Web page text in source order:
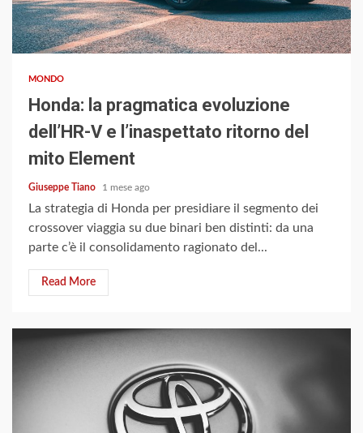
4 min read
MONDO
Honda: la pragmatica evoluzione
dell’HR-V e l’inaspettato ritorno del
mito Element
Giuseppe Tiano 1 mese ago
La strategia di Honda per presidiare il segmento dei
crossover viaggia su due binari ben distinti: da una
parte c’è il consolidamento ragionato del...
Read More